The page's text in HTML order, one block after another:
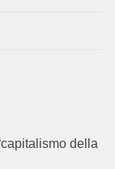
della